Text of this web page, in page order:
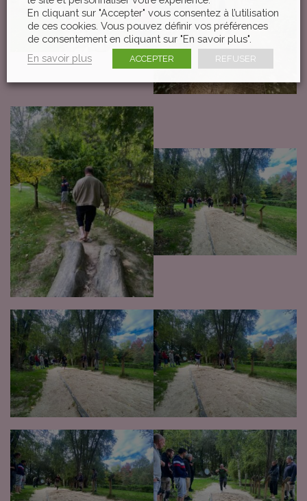
En cliquant sur "Accepter" vous consentez à l’utilisation
de ces cookies. Vous pouvez définir vos préférences
de consentement en cliquant sur "En savoir plus".
En savoir plus
ACCEPTER REFUSER